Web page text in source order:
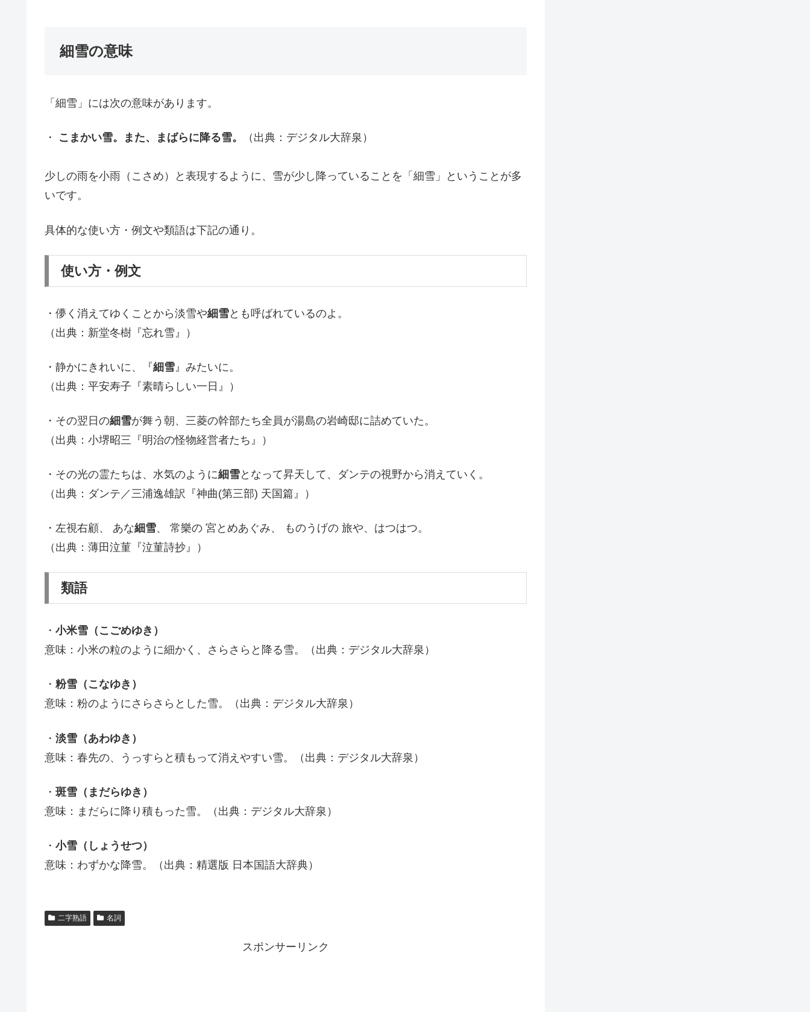
細雪の意味
「細雪」には次の意味があります。
・ こまかい雪。また、まばらに降る雪。 （出典：デジタル大辞泉）
少しの雨を小雨（こさめ）と表現するように、雪が少し降っていることを「細雪」ということが多
いです。
具体的な使い方・例文や類語は下記の通り。
使い方・例文
・儚く消えてゆくことから淡雪や細雪とも呼ばれているのよ。
（出典：新堂冬樹『忘れ雪』）
・静かにきれいに、『細雪 』みたいに。
（出典：平安寿子『素晴らしい一日』）
・その翌日の細雪が舞う朝、三菱の幹部たち全員が湯島の岩崎邸に詰めていた。
（出典：小堺昭三『明治の怪物経営者たち』）
・その光の霊たちは、水気のように細雪となって昇天して、ダンテの視野から消えていく。
（出典：ダンテ／三浦逸雄訳『神曲(第三部) 天国篇』）
・左視右顧、 あな細雪、 常樂の 宮とめあぐみ、 ものうげの 旅や、はつはつ。
（出典：薄田泣菫『泣菫詩抄』）
類語
・ 小米雪（こごめゆき）
意味：小米の粒のように細かく、さらさらと降る雪。（出典：デジタル大辞泉）
・ 粉雪（こなゆき）
意味：粉のようにさらさらとした雪。（出典：デジタル大辞泉）
・ 淡雪（あわゆき）
意味：春先の、うっすらと積もって消えやすい雪。（出典：デジタル大辞泉）
・ 斑雪（まだらゆき）
意味：まだらに降り積もった雪。（出典：デジタル大辞泉）
・ 小雪（しょうせつ）
意味：わずかな降雪。（出典：精選版 日本国語大辞典）
二字熟語 名詞
スポンサーリンク